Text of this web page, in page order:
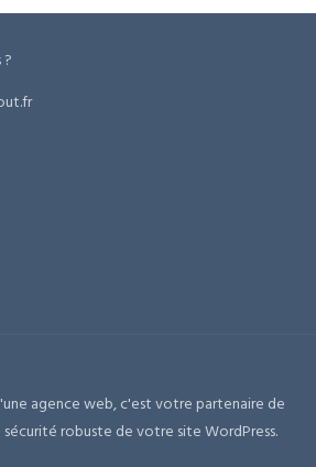
agence web, c'est votre partenaire de
sécurité robuste de votre site WordPress.